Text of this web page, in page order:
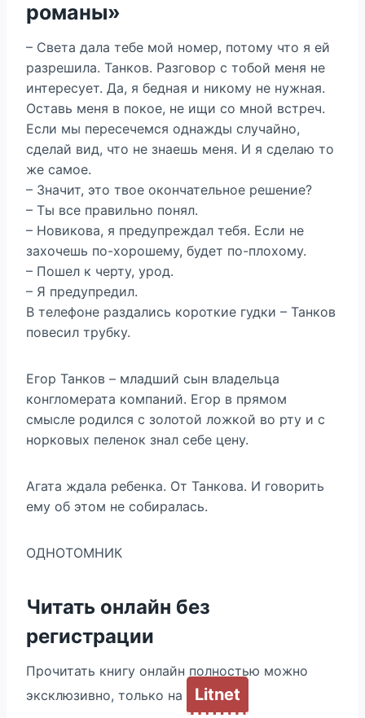
романы»
– Света дала тебе мой номер, потому что я ей
разрешила. Танков. Разговор с тобой меня не
интересует. Да, я бедная и никому не нужная.
Оставь меня в покое, не ищи со мной встреч.
Если мы пересечемся однажды случайно,
сделай вид, что не знаешь меня. И я сделаю то
же самое.
– Значит, это твое окончательное решение?
– Ты все правильно понял.
– Новикова, я предупреждал тебя. Если не
захочешь по-хорошему, будет по-плохому.
– Пошел к черту, урод.
– Я предупредил.
В телефоне раздались короткие гудки – Танков
повесил трубку.
Егор Танков – младший сын владельца
конгломерата компаний. Егор в прямом
смысле родился с золотой ложкой во рту и с
норковых пеленок знал себе цену.
Агата ждала ребенка. От Танкова. И говорить
ему об этом не собиралась.
ОДНОТОМНИК
Читать онлайн без
регистрации
Прочитать книгу онлайн полностью можно
эксклюзивно, только на
Litnet